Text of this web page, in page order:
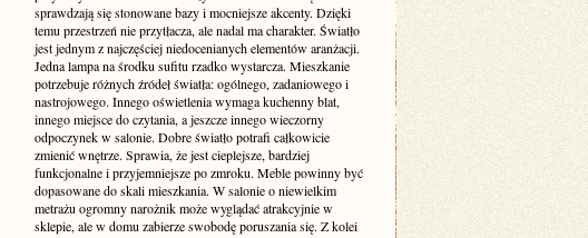
sprawdzają się stonowane bazy i mocniejsze akcenty. Dzięki
temu przestrzeń nie przytłacza, ale nadal ma charakter. Światło
jest jednym z najczęściej niedocenianych elementów aranżacji.
Jedna lampa na środku sufitu rzadko wystarcza. Mieszkanie
potrzebuje różnych źródeł światła: ogólnego, zadaniowego i
nastrojowego. Innego oświetlenia wymaga kuchenny blat,
innego miejsce do czytania, a jeszcze innego wieczorny
odpoczynek w salonie. Dobre światło potrafi całkowicie
zmienić wnętrze. Sprawia, że jest cieplejsze, bardziej
funkcjonalne i przyjemniejsze po zmroku. Meble powinny być
dopasowane do skali mieszkania. W salonie o niewielkim
metrażu ogromny narożnik może wyglądać atrakcyjnie w
sklepie, ale w domu zabierze swobodę poruszania się. Z kolei